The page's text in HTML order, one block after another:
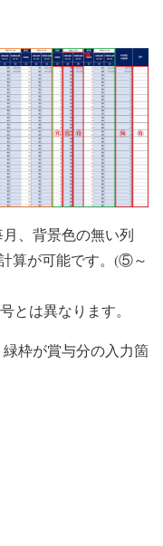
、背景色の無い列
算が可能です。(⑤～
とは異なります。
枠が賞与分の入力箇